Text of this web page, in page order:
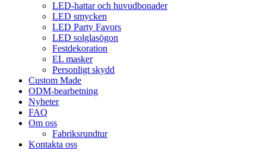
LED-hattar och huvudbonader
LED smycken
LED Party Favors
LED solglasögon
Festdekoration
EL masker
Personligt skydd
Custom Made
ODM-bearbetning
Nyheter
FAQ
Om oss
Fabriksrundtur
Kontakta oss